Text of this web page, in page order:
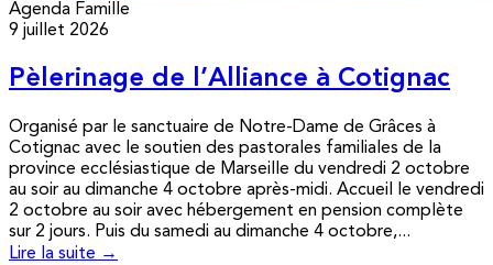
Agenda Famille
9 juillet 2026
Pèlerinage de l’Alliance à Cotignac
Organisé par le sanctuaire de Notre-Dame de Grâces à
Cotignac avec le soutien des pastorales familiales de la
province ecclésiastique de Marseille du vendredi 2 octobre
au soir au dimanche 4 octobre après-midi. Accueil le vendredi
2 octobre au soir avec hébergement en pension complète
sur 2 jours. Puis du samedi au dimanche 4 octobre,...
Lire la suite →